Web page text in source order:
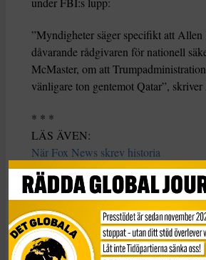
”Myndigheter säger specifikt att Allen
dåvarande rådgivaren för nationell
McMaster, om att
vänligare ton gentemot Qatar”, skriver
* * *
LÄS ÄVEN:
När Fox News skrev historia
Norge kritiserar Fifa och fotbolls-VM
Migrantarbetare utnyttjas systematiskt
KATEGORI
Nyheter